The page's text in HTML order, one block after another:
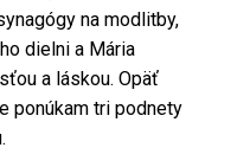
na modlitby,
dielni a Mária
a láskou. Opäť
ponúkam tri podnety